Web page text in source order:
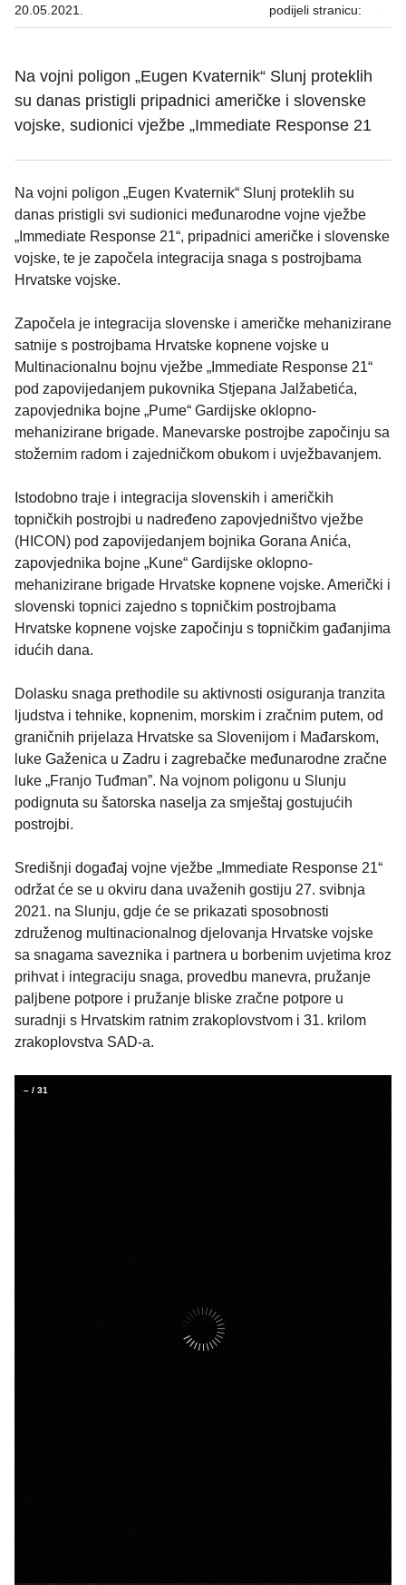
20.05.2021. podijeli stranicu:
Na vojni poligon „Eugen Kvaternik“ Slunj proteklih
su danas pristigli pripadnici američke i slovenske
vojske, sudionici vježbe „Immediate Response 21
Na vojni poligon „Eugen Kvaternik“ Slunj proteklih su
danas pristigli svi sudionici međunarodne vojne vježbe
„Immediate Response 21“, pripadnici američke i slovenske
vojske, te je započela integracija snaga s postrojbama
Hrvatske vojske.
Započela je integracija slovenske i američke mehanizirane
satnije s postrojbama Hrvatske kopnene vojske u
Multinacionalnu bojnu vježbe „Immediate Response 21“
pod zapovijedanjem pukovnika Stjepana Jalžabetića,
zapovjednika bojne „Pume“ Gardijske oklopno-
mehanizirane brigade. Manevarske postrojbe započinju sa
stožernim radom i zajedničkom obukom i uvježbavanjem.
Istodobno traje i integracija slovenskih i američkih
topničkih postrojbi u nadređeno zapovjedništvo vježbe
(HICON) pod zapovijedanjem bojnika Gorana Anića,
zapovjednika bojne „Kune“ Gardijske oklopno-
mehanizirane brigade Hrvatske kopnene vojske. Američki i
slovenski topnici zajedno s topničkim postrojbama
Hrvatske kopnene vojske započinju s topničkim gađanjima
idućih dana.
Dolasku snaga prethodile su aktivnosti osiguranja tranzita
ljudstva i tehnike, kopnenim, morskim i zračnim putem, od
graničnih prijelaza Hrvatske sa Slovenijom i Mađarskom,
luke Gaženica u Zadru i zagrebačke međunarodne zračne
luke „Franjo Tuđman”. Na vojnom poligonu u Slunju
podignuta su šatorska naselja za smještaj gostujućih
postrojbi.
Središnji događaj vojne vježbe „Immediate Response 21“
održat će se u okviru dana uvaženih gostiju 27. svibnja
2021. na Slunju, gdje će se prikazati sposobnosti
združenog multinacionalnog djelovanja Hrvatske vojske
sa snagama saveznika i partnera u borbenim uvjetima kroz
prihvat i integraciju snaga, provedbu manevra, pružanje
paljbene potpore i pružanje bliske zračne potpore u
suradnji s Hrvatskim ratnim zrakoplovstvom i 31. krilom
zrakoplovstva SAD-a.
– / 31